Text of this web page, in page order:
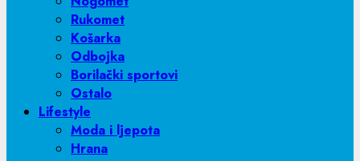
Rukomet
Košarka
Odbojka
Borilački sportovi
Ostalo
Lifestyle
Moda i ljepota
Hrana